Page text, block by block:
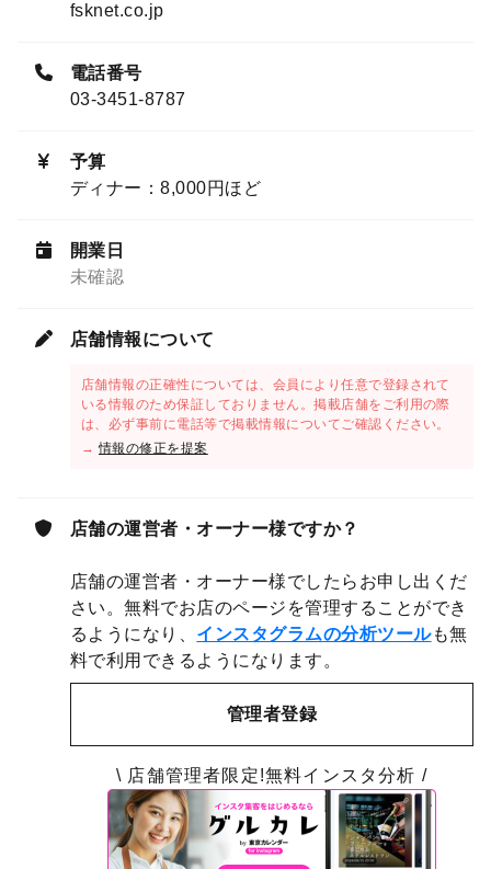
fsknet.co.jp
電話番号
03-3451-8787
予算
ディナー：8,000円ほど
開業日
未確認
店舗情報について
店舗情報の正確性については、会員により任意で登録されて
いる情報のため保証しておりません。掲載店舗をご利用の際
は、必ず事前に電話等で掲載情報についてご確認ください。
→情報の修正を提案
店舗の運営者・オーナー様ですか？
店舗の運営者・オーナー様でしたらお申し出くだ
さい。無料でお店のページを管理することができ
るようになり、 インスタグラムの分析ツールも無
料で利用できるようになります。
管理者登録
\ 店舗管理者限定!無料インスタ分析 /